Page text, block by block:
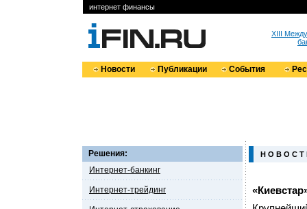
интернет финансы
XIII
Новости Публикации События
Решения:
Интернет-банкинг
Интернет-трейдинг
Н О В О С Т